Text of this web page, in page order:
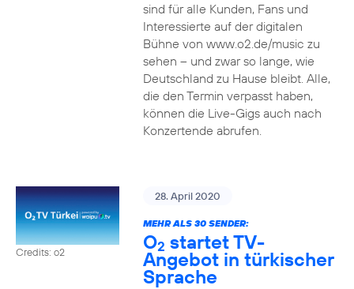
sind für alle Kunden, Fans und
Interessierte auf der digitalen
Bühne von www.o2.de/music zu
sehen – und zwar so lange, wie
Deutschland zu Hause bleibt. Alle,
die den Termin verpasst haben,
können die Live-Gigs auch nach
Konzertende abrufen.
Credits: o2
28. April 2020
MEHR ALS 30 SENDER:
O2 startet TV-
Angebot in türkischer
Sprache